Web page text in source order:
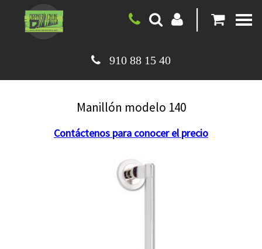
|
910 88 15 40
Manillón modelo 140
Contáctenos para conocer el precio